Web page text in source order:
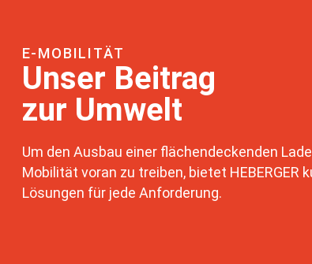
E-MOBILITÄT
Unser Beitrag
zur Umwelt
Um den Ausbau einer flächendeckenden
Mobilität voran zu treiben, bietet HEBERGER
Lösungen für jede Anforderung.